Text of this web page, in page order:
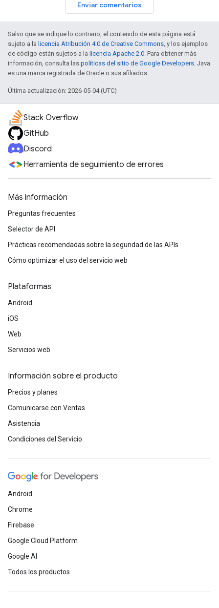
Enviar comentarios
Salvo que se indique lo contrario, el contenido de esta página está
sujeto a la licencia Atribución 4.0 de Creative Commons, y los ejemplos
de código están sujetos a la licencia Apache 2.0. Para obtener más
información, consulta las políticas del sitio de Google Developers. Java
es una marca registrada de Oracle o sus afiliados.
Última actualización: 2026-05-04 (UTC)
Stack Overflow
GitHub
Discord
Herramienta de seguimiento de errores
Más información
Preguntas frecuentes
Selector de API
Prácticas recomendadas sobre la seguridad de las APIs
Cómo optimizar el uso del servicio web
Plataformas
Android
iOS
Web
Servicios web
Información sobre el producto
Precios y planes
Comunicarse con Ventas
Asistencia
Condiciones del Servicio
Android
Chrome
Firebase
Google Cloud Platform
Google AI
Todos los productos